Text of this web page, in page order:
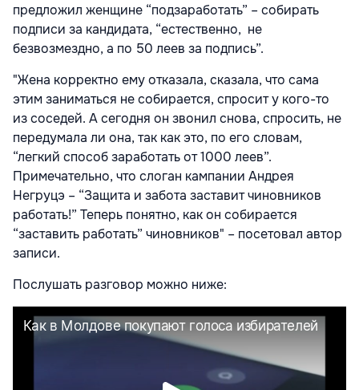
предложил женщине “подзаработать” – собирать
подписи за кандидата, “естественно, не
безвозмездно, а по 50 леев за подпись”.
"Жена корректно ему отказала, сказала, что сама
этим заниматься не собирается, спросит у кого-то
из соседей. А сегодня он звонил снова, спросить, не
передумала ли она, так как это, по его словам,
“легкий способ заработать от 1000 леев”.
Примечательно, что слоган кампании Андрея
Негруцэ – “Защита и забота заставит чиновников
работать!” Теперь понятно, как он собирается
“заставить работать” чиновников" – посетовал автор
записи.
Послушать разговор можно ниже: